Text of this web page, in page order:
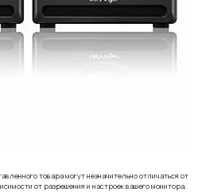
товара могут незначительно отличаться от
от разрешения и настроек вашего монитора,